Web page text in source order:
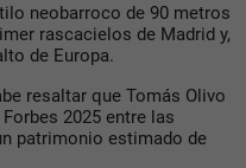
neobarroco de 90 metros
rascacielos de Madrid y,
de Europa.
resaltar que Tomás Olivo
2025 entre las
patrimonio estimado de